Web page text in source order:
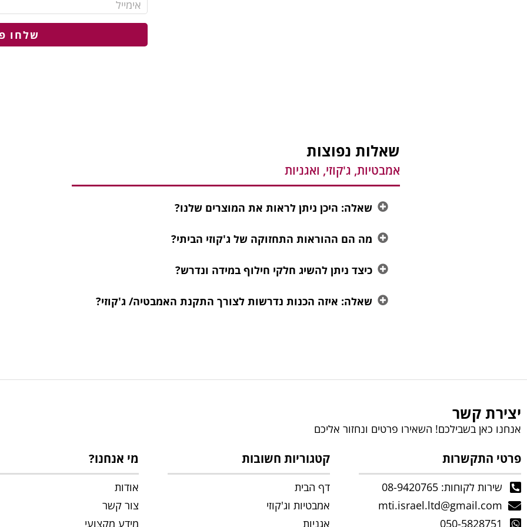
שלחו
שאלות נפוצות
אמבטיות, ג'קוזי, ואגניות
שאלה: היכן ניתן לראות את המוצרים שלנו?
מה הם ההוראות התחזוקה של ג'קוזי הביתי?
כיצד ניתן להשיג חלקי חילוף במידה ונדרש?
שאלה: איזה הכנות נדרשות לצורך התקנת האמבטיה/ ג'קוזי?
יצירת קשר
אנחנו כאן בשבילכם! השאירו פרטים ונחזור אליכם
פרטי התקשרות
שירות לקוחות: 08-9420765
mti.israel.ltd@gmail.com
050-5828751
קטגוריות חשובות
דף הבית
אמבטיות וג'קוזי
אגניות
מי אנחנו?
אודות
צור קשר
מידע מקצועי